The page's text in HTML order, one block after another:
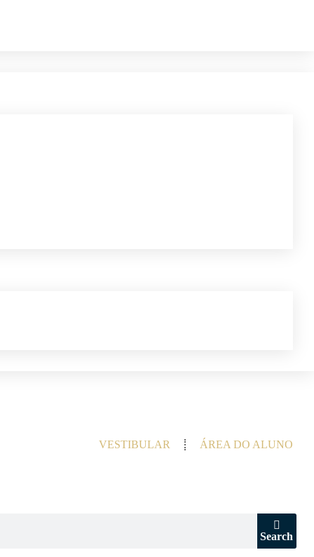
VESTIBULAR ÁREA DO ALUNO
Search